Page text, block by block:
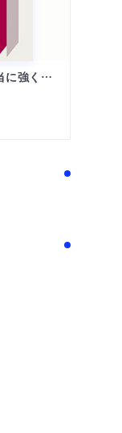
カードゲームで本当に強くなる考え方